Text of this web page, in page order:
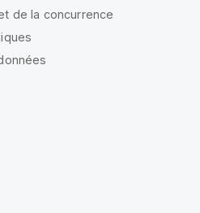
de la concurrence